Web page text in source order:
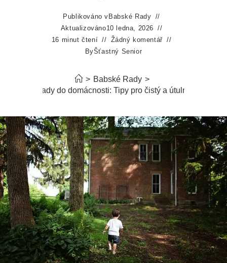
Publikováno v Babské Rady
Aktualizováno10 ledna, 2026
16 minut čtení
Žádný komentář
ByŠťastný Senior
> Babské Rady >
Babské rady do domácnosti: Tipy pro čistý a útulný domov